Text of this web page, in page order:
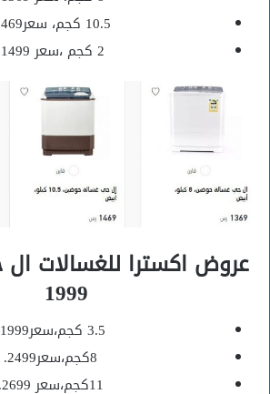
10.5 كجم، سعر1469.
2 كجم ،سعر 1499.
عروض اكسترا للغسالات
1999
3.5 كجم،سعر1999.
8كجم،سعر2499.
11كجم،سعر 2699.